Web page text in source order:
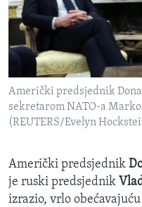
Američki predsjednik
sekretarom NATO-a
(REUTERS/Evelyn
Američki predsjednik
je ruski predsjednik
izrazio, vrlo